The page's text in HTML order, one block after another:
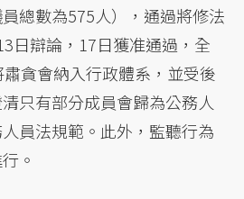
總數為575人），通過將修法
日辯論，17日獲准通過，全
貪會納入行政體系，並受後
只有部分成員會歸為公務人
員法規範。此外，監聽行為
。